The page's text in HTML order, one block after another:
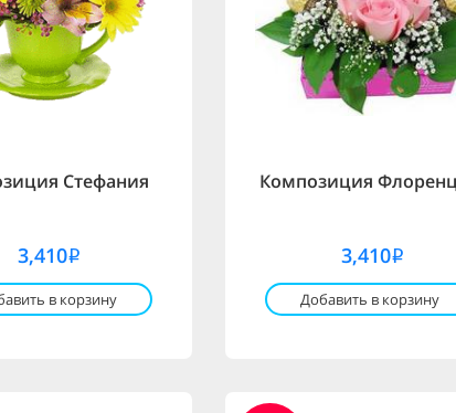
Стефания
3,410i
в корзину
Композиция
3,410i
Добавить в корзину